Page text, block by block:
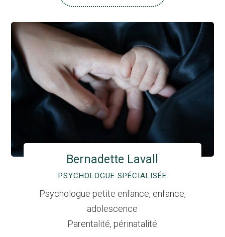
Bernadette Lavall
PSYCHOLOGUE SPÉCIALISÉE
Psychologue petite enfance, enfance,
adolescence
Parentalité, périnatalité